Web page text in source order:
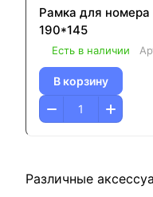
Рамка для
190*145
Есть в наличии
В корзину
Различные